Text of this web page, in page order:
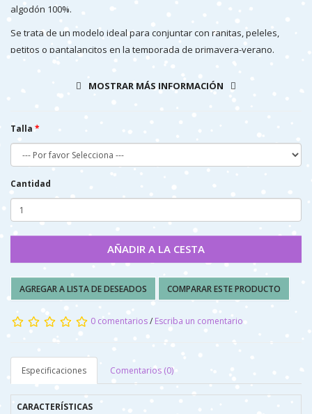
algodón 100%.
Se trata de un modelo ideal para conjuntar con ranitas, peleles,
petitos o pantalancitos en la temporada de primavera-verano.
MOSTRAR MÁS INFORMACIÓN
Talla
Cantidad
AÑADIR A LA CESTA
AGREGAR A LISTA DE DESEADOS COMPARAR ESTE PRODUCTO
0 comentarios/ Escriba un comentario
Especificaciones Comentarios (0)
CARACTERÍSTICAS